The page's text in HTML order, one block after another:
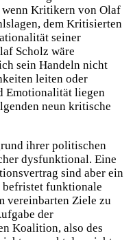
Kritikern von Olaf
dem Kritisierten
seiner
Scholz wäre
sein Handeln nicht
leiten oder
Emotionalität liegen
neun kritische
ihrer politischen
dysfunktional. Eine
sind aber ein
befristet funktionale
vereinbarten Ziele zu
der
Koalition, also des